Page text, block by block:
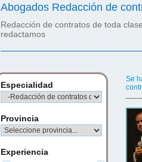
Abogados Redacción de
Redacción de contratos de toda
redactamos
Especialidad
Provincia
Experiencia
Se